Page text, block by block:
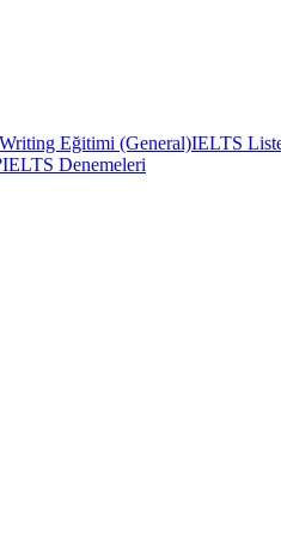
Eğitimi (General)IELTS
IELTS Denemeleri